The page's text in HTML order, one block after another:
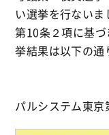
い選挙を行ない
第10条２項に基
挙結果は以下の通
パルシステム東京